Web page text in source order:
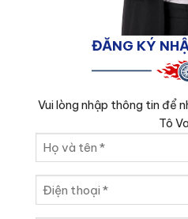
ĐĂNG KÝ
Vui lòng nhập thông tin để
Tô